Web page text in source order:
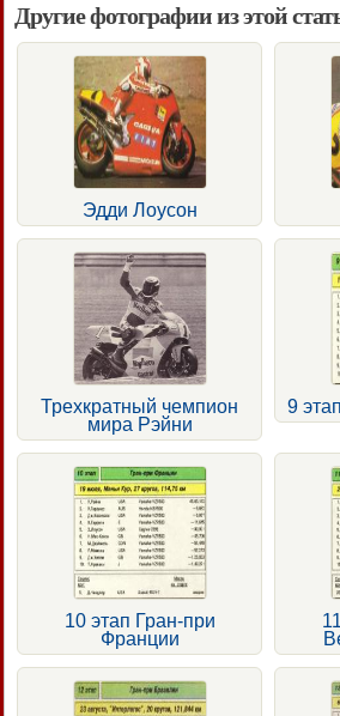
Другие фотографии из этой
Эдди Лоусон
Трехкратный чемпион
мира Рэйни
9
10 этап Гран-при
Франции